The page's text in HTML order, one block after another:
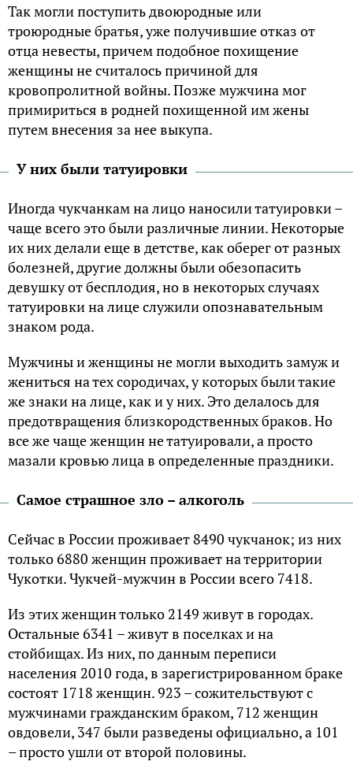
Так могли поступить двоюродные или
троюродные братья, уже получившие отказ от
отца невесты, причем подобное похищение
женщины не считалось причиной для
кровопролитной войны. Позже мужчина мог
примириться в родней похищенной им жены
путем внесения за нее выкупа.
У них были татуировки
Иногда чукчанкам на лицо наносили татуировки –
чаще всего это были различные линии. Некоторые
их них делали еще в детстве, как оберег от разных
болезней, другие должны были обезопасить
девушку от бесплодия, но в некоторых случаях
татуировки на лице служили опознавательным
знаком рода.
Мужчины и женщины не могли выходить замуж и
жениться на тех сородичах, у которых были такие
же знаки на лице, как и у них. Это делалось для
предотвращения близкородственных браков. Но
все же чаще женщин не татуировали, а просто
мазали кровью лица в определенные праздники.
Самое страшное зло – алкоголь
Сейчас в России проживает 8490 чукчанок; из них
только 6880 женщин проживает на территории
Чукотки. Чукчей-мужчин в России всего 7418.
Из этих женщин только 2149 живут в городах.
Остальные 6341 – живут в поселках и на
стойбищах. Из них, по данным переписи
населения 2010 года, в зарегистрированном браке
состоят 1718 женщин. 923 – сожительствуют с
мужчинами гражданским браком, 712 женщин
овдовели, 347 были разведены официально, а 101
– просто ушли от второй половины.